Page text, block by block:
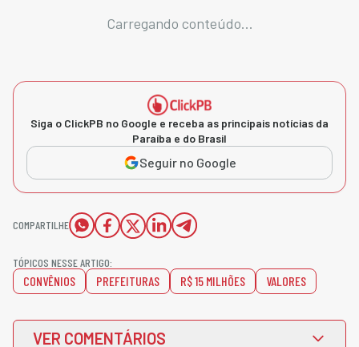
Carregando conteúdo...
Siga o ClickPB no Google e receba as principais notícias da
Paraíba e do Brasil
Seguir no Google
COMPARTILHE
TÓPICOS NESSE ARTIGO:
CONVÊNIOS PREFEITURAS R$ 15 MILHÕES VALORES
VER COMENTÁRIOS